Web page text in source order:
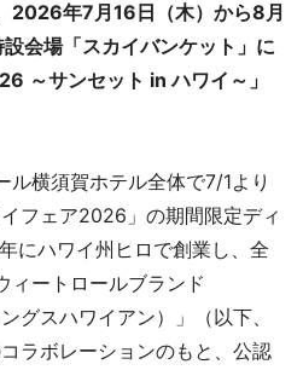
2026年7月16日（木）から8月
会場「スカイバンケット」に
～サンセット in ハワイ～」
ル横須賀ホテル全体で7/1より
フェア2026」の期間限定ディ
にハワイ州ヒロで創業し、全
ィートロールブランド
グスハワイアン）」（以下、
ラボレーションのもと、公認